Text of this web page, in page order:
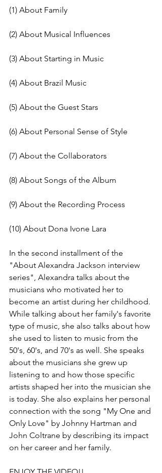
(1) About Family
(2) About Musical Influences
(3) About Starting in Music
(4) About Brazil Music
(5) About the Guest Stars
(6) About Personal Sense of Style
(7) About the Collaborators
(8) About Songs of the Album
(9) About the Recording Process
(10) About Dona Ivone Lara
In the second installment of the
"About Alexandra Jackson interview
series", Alexandra talks about the
musicians who motivated her to
become an artist during her childhood.
While talking about her family's favorite
type of music, she also talks about how
she used to listen to music from the
50's, 60's, and 70's as well. She speaks
about the musicians she grew up
listening to and how those specific
artists shaped her into the musician she
is today. She also explains her personal
connection with the song "My One and
Only Love" by Johnny Hartman and
John Coltrane by describing its impact
on her career and her family.